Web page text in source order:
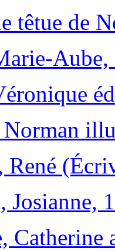
têtue de
Aube,
René
Josianne,
Catherine